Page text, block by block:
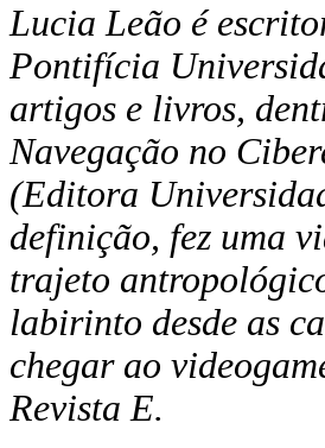
Lucia Leão é
Pontifícia
artigos e livros,
Navegação no
(Editora
definição, fez uma
trajeto
labirinto desde as
chegar ao
Revista E.